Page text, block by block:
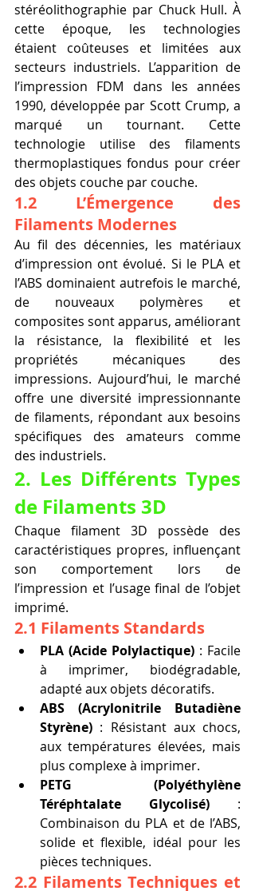
stéréolithographie par Chuck Hull. À
cette époque, les technologies
étaient coûteuses et limitées aux
secteurs industriels. L’apparition de
l’impression FDM dans les années
1990, développée par Scott Crump, a
marqué un tournant. Cette
technologie utilise des filaments
thermoplastiques fondus pour créer
des objets couche par couche.
1.2 L’Émergence des
Filaments Modernes
Au fil des décennies, les matériaux
d’impression ont évolué. Si le PLA et
l’ABS dominaient autrefois le marché,
de nouveaux polymères et
composites sont apparus, améliorant
la résistance, la flexibilité et les
propriétés mécaniques des
impressions. Aujourd’hui, le marché
offre une diversité impressionnante
de filaments, répondant aux besoins
spécifiques des amateurs comme
des industriels.
2. Les Différents Types
de Filaments 3D
Chaque filament 3D possède des
caractéristiques propres, influençant
son comportement lors de
l’impression et l’usage final de l’objet
imprimé.
2.1 Filaments Standards
PLA (Acide Polylactique) : Facile
à imprimer, biodégradable,
adapté aux objets décoratifs.
ABS (Acrylonitrile Butadiène
Styrène) : Résistant aux chocs,
aux températures élevées, mais
plus complexe à imprimer.
PETG (Polyéthylène
Téréphtalate Glycolisé) :
Combinaison du PLA et de l’ABS,
solide et flexible, idéal pour les
pièces techniques.
2.2 Filaments Techniques et